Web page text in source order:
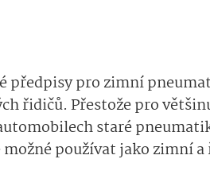
předpisy pro zimní
řidičů. Přestože pro
staré
používat jako zimní